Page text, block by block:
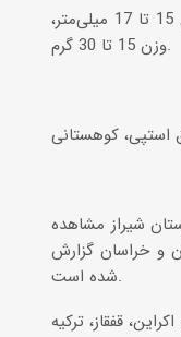
طول سر و تنه 93 تا 104 میلی‌متر، دم 93 تا 110 میلی‌متر، پا 20 تا 23 میلی‌متر، گوش 15 تا 17 میلی‌متر،
وزن 15 تا 30 گرم.
شیراز مشاهده
و خراسان گزارش
شده است.